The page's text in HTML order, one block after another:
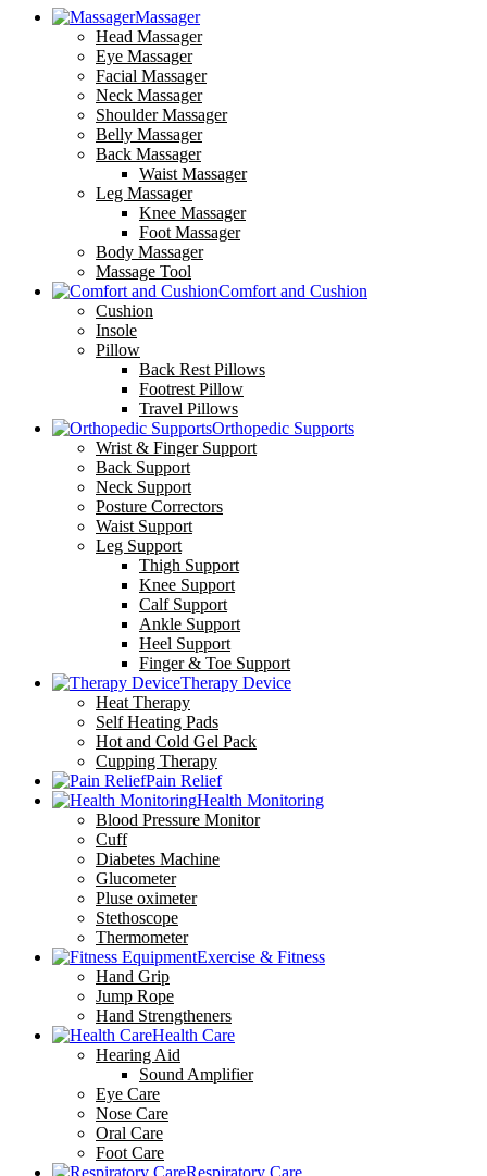
Massager
Head Massager
Eye Massager
Facial Massager
Neck Massager
Shoulder Massager
Belly Massager
Back Massager
Waist Massager
Leg Massager
Knee Massager
Foot Massager
Body Massager
Massage Tool
Comfort and Cushion
Cushion
Insole
Pillow
Back Rest Pillows
Footrest Pillow
Travel Pillows
Orthopedic Supports
Wrist & Finger Support
Back Support
Neck Support
Posture Correctors
Waist Support
Leg Support
Thigh Support
Knee Support
Calf Support
Ankle Support
Heel Support
Finger & Toe Support
Therapy Device
Heat Therapy
Self Heating Pads
Hot and Cold Gel Pack
Cupping Therapy
Pain Relief
Health Monitoring
Blood Pressure Monitor
Cuff
Diabetes Machine
Glucometer
Pluse oximeter
Stethoscope
Thermometer
Exercise & Fitness
Hand Grip
Jump Rope
Hand Strengtheners
Health Care
Hearing Aid
Sound Amplifier
Eye Care
Nose Care
Oral Care
Foot Care
Respiratory Care